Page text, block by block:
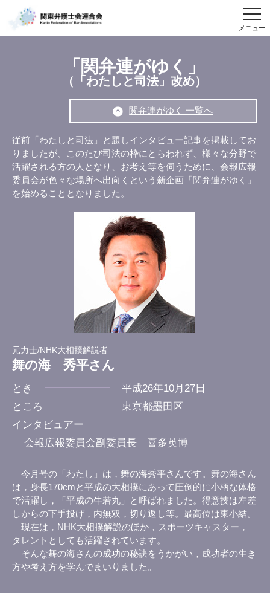
メニュー
「関弁連がゆく」
（「わたしと司法」改め）
関弁連がゆく 一覧へ
従前「わたしと司法」と題しインタビュー記事を掲載してお
りましたが、このたび司法の枠にとらわれず、様々な分野で
活躍される方の人となり、お考え等を伺うために、会報広報
委員会が色々な場所へ出向くという新企画「関弁連がゆく」
を始めることとなりました。
元力士/NHK大相撲解説者
舞の海 秀平さん
とき
平成26年10月27日
ところ
東京都墨田区
インタビュアー
会報広報委員会副委員長 喜多英博
今月号の「わたし」は，舞の海秀平さんです。舞の海さん
は，身長170cmと平成の大相撲にあって圧倒的に小柄な体格
で活躍し，「平成の牛若丸」と呼ばれました。得意技は左差
しからの下手投げ，内無双，切り返し等。最高位は東小結。
現在は，NHK大相撲解説のほか，スポーツキャスター，
タレントとしても活躍されています。
そんな舞の海さんの成功の秘訣をうかがい，成功者の生き
方や考え方を学んでまいりました。